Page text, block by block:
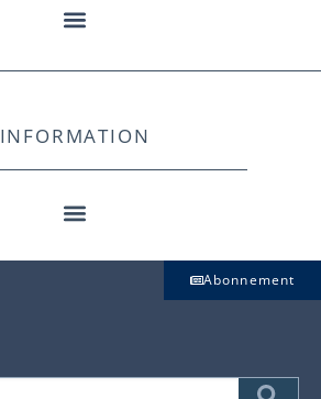
INFORMATION
Abonnement